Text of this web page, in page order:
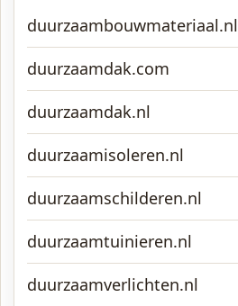
duurzaambouwmateriaal.nl
duurzaamdak.com
duurzaamdak.nl
duurzaamisoleren.nl
duurzaamschilderen.nl
duurzaamtuinieren.nl
duurzaamverlichten.nl